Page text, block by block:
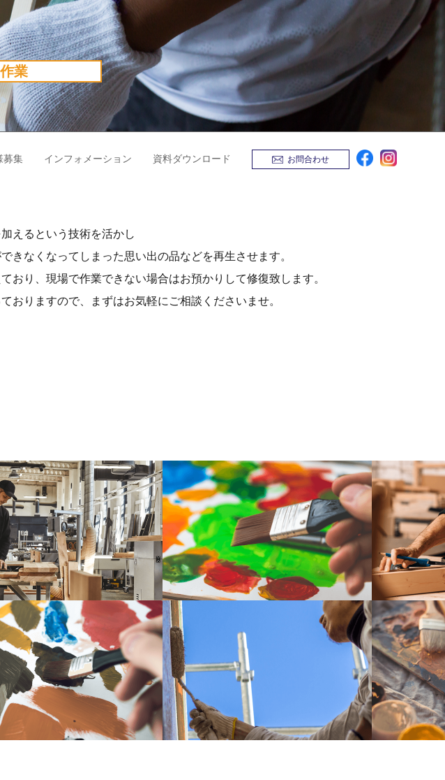
業
募集 インフォメーション 資料ダウンロード お問合わせ
えるという技術を活かし
きなくなってしまった思い出の品などを再生させます。
おり、現場で作業できない場合はお預かりして修復致します。
おりますので、まずはお気軽にご相談くださいませ。